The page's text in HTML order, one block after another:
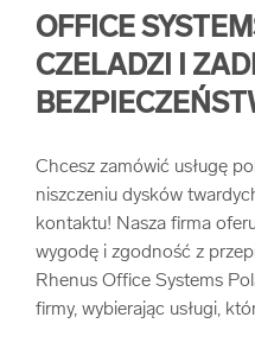
OFFICE
CZELADZI I
Chcesz zamówić usługę
niszczeniu dysków
kontaktu! Nasza firma
wygodę i zgodność z
Rhenus Office Systems
firmy, wybierając usługi,